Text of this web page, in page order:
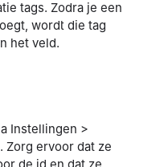
tags. Zodra je een
wordt die tag
het veld.
Instellingen >
Zorg ervoor dat ze